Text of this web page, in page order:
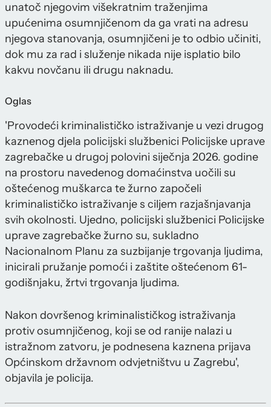
unatoč njegovim višekratnim traženjima
upućenima osumnjičenom da ga vrati na adresu
njegova stanovanja, osumnjičeni je to odbio učiniti,
dok mu za rad i služenje nikada nije isplatio bilo
kakvu novčanu ili drugu naknadu.
Oglas
'Provodeći kriminalističko istraživanje u vezi drugog
kaznenog djela policijski službenici Policijske uprave
zagrebačke u drugoj polovini siječnja 2026. godine
na prostoru navedenog domaćinstva uočili su
oštećenog muškarca te žurno započeli
kriminalističko istraživanje s ciljem razjašnjavanja
svih okolnosti. Ujedno, policijski službenici Policijske
uprave zagrebačke žurno su, sukladno
Nacionalnom Planu za suzbijanje trgovanja ljudima,
inicirali pružanje pomoći i zaštite oštećenom 61-
godišnjaku, žrtvi trgovanja ljudima.
Nakon dovršenog kriminalističkog istraživanja
protiv osumnjičenog, koji se od ranije nalazi u
istražnom zatvoru, je podnesena kaznena prijava
Općinskom državnom odvjetništvu u Zagrebu',
objavila je policija.